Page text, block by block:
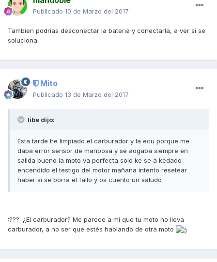
Publicado 10 de Marzo del 2017
Tambien podrias desconectar la bateria y conectarla, a ver si se
soluciona
Mito
Publicado 13 de Marzo del 2017
libe dijo:
Esta tarde he limpiado el carburador y la ecu porque me
daba error sensor de mariposa y se aogaba siempre en
salida bueno la moto va perfecta solo ke se a kedado
encendido el testigo del motor mañana intento resetear
haber si se borra el fallo y os cuento un saludo
:???: ¿El carburador? Me parece a mi que tu moto no lleva
carburador, a no ser que estés hablando de otra moto